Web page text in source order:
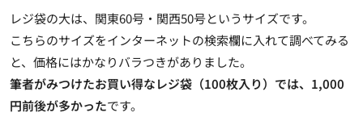
レジ袋の大は、関東60号・関西50号というサイズです。
こちらのサイズをインターネットの検索欄に入れて調べてみる
と、価格にはかなりバラつきがありました。
筆者がみつけたお買い得なレジ袋（100枚入り）では、1,000
円前後が多かったです。